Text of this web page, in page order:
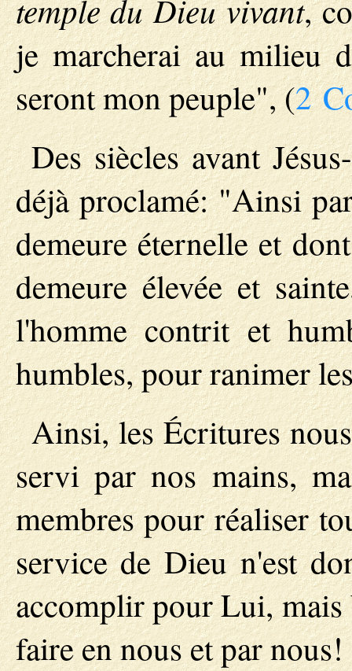
temple du Dieu vivant,
je marcherai au milieu
seront mon peuple", (2
Des siècles avant
déjà proclamé: "Ainsi
demeure éternelle et
demeure élevée et
l'homme contrit et
humbles, pour ranimer
Ainsi, les Écritures
servi par nos mains,
membres pour réaliser
service de Dieu n'est
accomplir pour Lui, mais
faire en nous et par nous!